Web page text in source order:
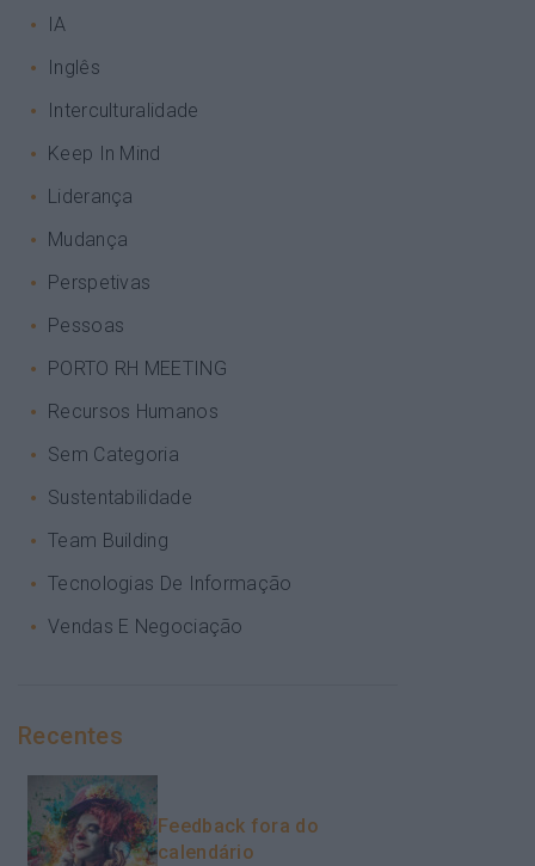
IA
Inglês
Interculturalidade
Keep In Mind
Liderança
Mudança
Perspetivas
Pessoas
PORTO RH MEETING
Recursos Humanos
Sem Categoria
Sustentabilidade
Team Building
Tecnologias De Informação
Vendas E Negociação
Recentes
Feedback fora do
calendário